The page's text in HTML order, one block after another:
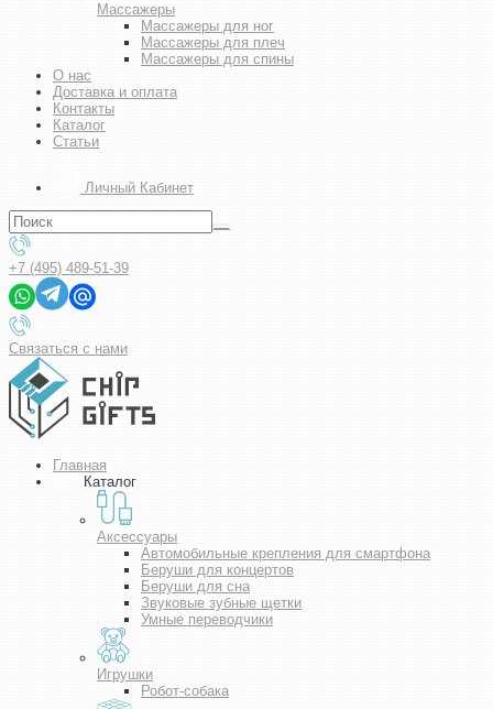
Массажеры
Массажеры для ног
Массажеры для плеч
Массажеры для спины
О нас
Доставка и оплата
Контакты
Каталог
Статьи
Личный Кабинет
+7 (495) 489-51-39
Связаться с нами
Главная
Каталог
Аксессуары
Автомобильные крепления для смартфона
Беруши для концертов
Беруши для сна
Звуковые зубные щетки
Умные переводчики
Игрушки
Робот-собака